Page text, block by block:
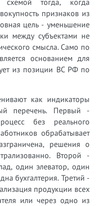
схемой тогда, когда
признаков из
цель - уменьшение
между субъектами не
смысла. Само по
основанием для
из позиции ВС РФ по
как индикаторы
перечень. Первый -
без реального
обрабатывает
решения о
Второй -
один элеватор, один
бухгалтерия. Третий -
продукции всех
или через одно из